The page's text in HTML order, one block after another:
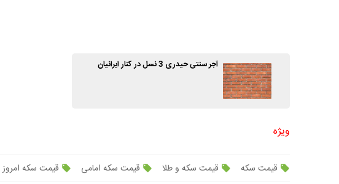
آجر سنتی حیدری 3 نسل در کنار ایرانیان
ویژه
قیمت سکه قیمت سکه و طلا قیمت سکه امامی قیمت سکه امروز